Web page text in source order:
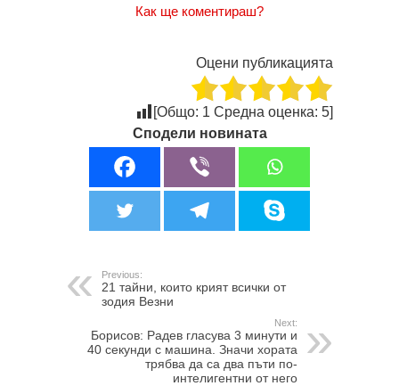
Как ще коментираш?
Оцени публикацията
[Общо: 1 Средна оценка: 5]
Сподели новината
Previous:
21 тайни, които крият всички от
зодия Везни
Next:
Борисов: Радев гласува 3 минути и
40 секунди с машина. Значи хората
трябва да са два пъти по-
интелигентни от него